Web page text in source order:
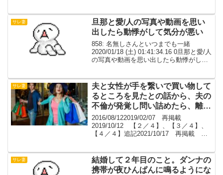
たような人がいい」と...
サレ妻
旦那と愛/人の写真や動画を思い
出したら動悸がして気分が悪い
858: 名無しさんといつまでも一緒
2020/01/18 (土) 01:41:34.16 0旦那と愛/人
の写真や動画を思い出したら動悸がして
うって思うなんで離婚に応じ...
サレ妻
夫と女性が手を繋いで買い物して
るところを見たとの話から、夫の
不倫が発覚し問い詰めたら、離婚
してくれと言われました【伝説級
身勝手女】【１／４】
2016/08/122019/02/07 再掲載
2019/10/12 【２／４】、【３／４】、
【４／４】追記2021/10/17 再掲載
サレ妻
結婚して２年目のこと。ダンナの
携帯が夜ひんぱんに鳴るようにな